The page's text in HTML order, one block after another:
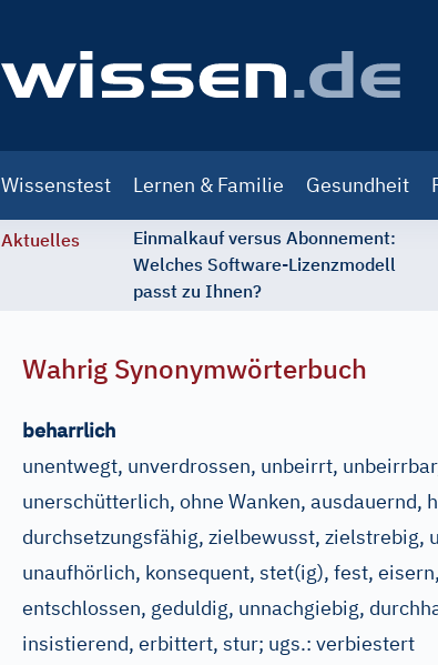
navigation
Wissenstest Lernen & Familie Gesundheit
Aktuelles
Einmalkauf versus Abonnement:
Welches Software-Lizenzmodell
passt zu Ihnen?
Wahrig Synonymwörterbuch
beharrlich
unentwegt, unverdrossen, unbeirrt,
unerschütterlich, ohne Wanken, ausdauernd,
durchsetzungsfähig, zielbewusst, zielstrebig,
unaufhörlich, konsequent, stet(ig), fest,
entschlossen, geduldig, unnachgiebig,
insistierend, erbittert, stur; ugs.: verbiestert